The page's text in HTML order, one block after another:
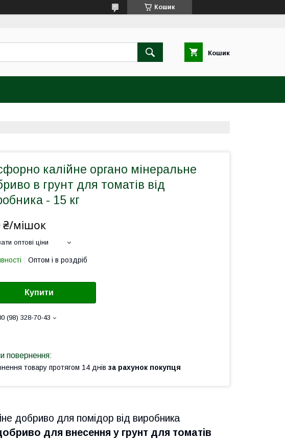
Кошик
Кошик
калійне органо мінеральне
в грунт для томатів від
- 15 кг
₴/мішок
оптові ціни
Оптом і в роздріб
Купити
(98) 328-70-43
товару протягом 14 днів за рахунок покупця
добриво для помідор від виробника
для внесення у грунт для томатів